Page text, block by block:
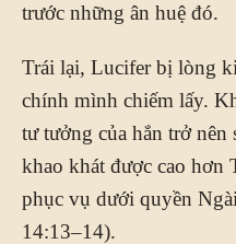
trước những ân huệ đó.
Trái lại, Lucifer bị lòng
chính mình chiếm lấy.
tư tưởng của hắn trở nên
khao khát được cao hơn
phục vụ dưới quyền
14:13–14).